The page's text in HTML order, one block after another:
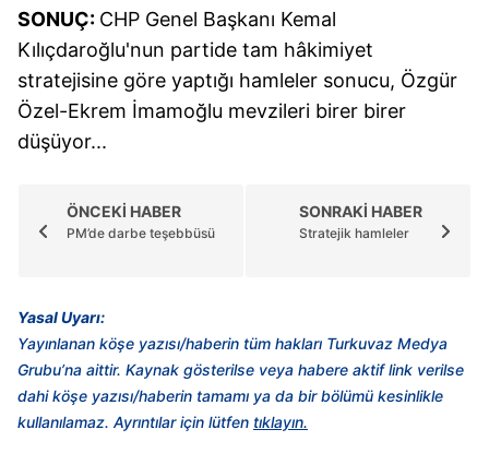
vasıtasıyla belirleyebilirsiniz. Çerezlere ilişkin detaylı bilgi
için Ayarlar butonuna tıklayabilir,
Çerez Bilgilendirme
Metnimiziziyaret edebilirsiniz.
6698 sayılı Kişisel Verilerin Korunması Kanunu uyarınca
hazırlanmış Aydınlatma Metnimizi okumak ve sitemizde
SONUÇ: CHP Genel Başkanı Kemal
Kılıçdaroğlu'nun partide tam hâkimiyet
stratejisine göre yaptığı hamleler sonucu, Özgür
Özel-Ekrem İmamoğlu mevzileri birer birer
düşüyor...
ÖNCEKİ HABER
PM’de darbe teşebbüsü
SONRAKİ HABER
Stratejik hamleler
Yasal Uyarı:
Yayınlanan köşe yazısı/haberin tüm hakları Turkuvaz Medya
Grubu’na aittir. Kaynak gösterilse veya habere aktif link verilse
dahi köşe yazısı/haberin tamamı ya da bir bölümü kesinlikle
kullanılamaz. Ayrıntılar için lütfen tıklayın.